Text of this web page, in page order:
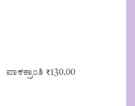
ಪಾಕಕ್ರಾಂತಿ ₹130.00